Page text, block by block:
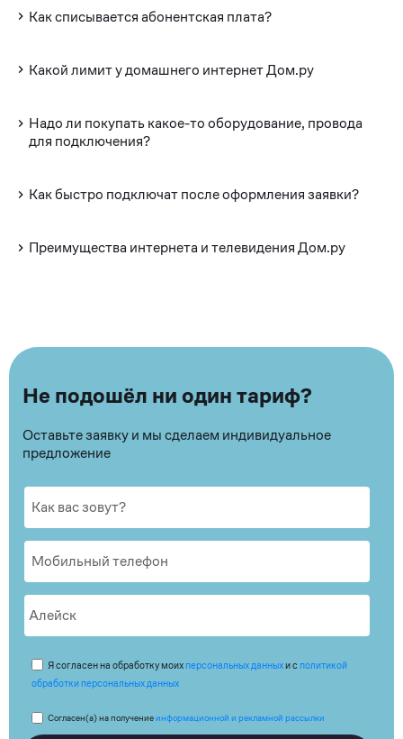
Как списывается абонентская плата?
Какой лимит у домашнего интернет Дом.ру
Надо ли покупать какое-то оборудование, провода
для подключения?
Как быстро подключат после оформления заявки?
Преимущества интернета и телевидения Дом.ру
Не подошёл ни один тариф?
Оставьте заявку и мы сделаем индивидуальное
предложение
Я согласен на обработку моих персональных данныхи с политикой
обработки персональных данных
Согласен(а) на получениеинформационной и рекламной рассылки